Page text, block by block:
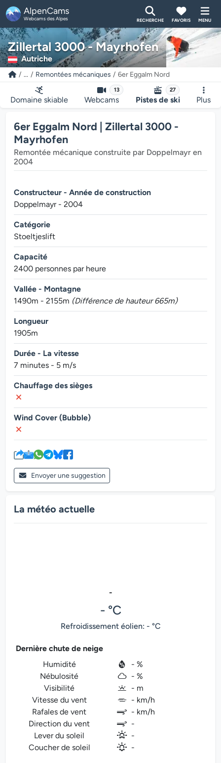
AlpenCams
Webcams des Alpes RECHERCHE FAVORIS MENU
Zillertal 3000 - Mayrhofen
Autriche
... Remontées mécaniques 6er Eggalm Nord
Domaine skiable
13
Webcams
27
Pistes de ski Plus
6er Eggalm Nord | Zillertal 3000 -
Mayrhofen
Remontée mécanique construite par Doppelmayr en
2004
Constructeur - Année de construction
Doppelmayr - 2004
Catégorie
Stoeltjeslift
Capacité
2400 personnes par heure
Vallée - Montagne
1490m - 2155m (Différence de hauteur 665m)
Longueur
1905m
Durée - La vitesse
7 minutes - 5 m/s
Chauffage des sièges
Wind Cover (Bubble)
Envoyer une suggestion
La météo actuelle
-
- °C
Refroidissement éolien: - °C
Dernière chute de neige
Humidité
- %
Nébulosité
- %
Visibilité
- m
Vitesse du vent
- km/h
Rafales de vent
- km/h
Direction du vent
-
Lever du soleil
-
Coucher de soleil
-